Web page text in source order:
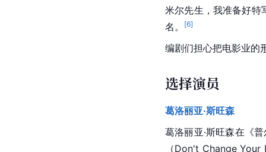
米尔先生，我准备好特
名。
[6]
编剧们担心把电影业的
选择演员
葛洛丽亚·斯旺森
葛洛丽亚·斯旺森在《
（Don't Change